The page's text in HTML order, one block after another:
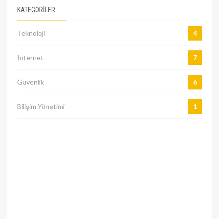
KATEGORILER
Teknoloji 4
Internet 7
Güvenlik 6
Bilişim Yönetimi 1